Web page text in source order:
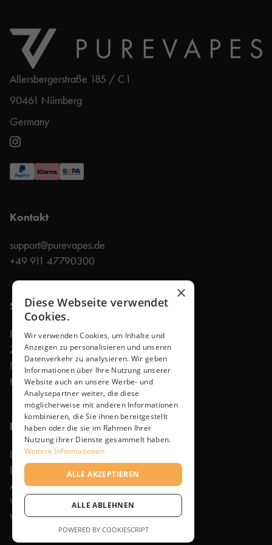
Allersbergerstraße 185 / C1
90461 Nürnberg
Germany
Kontakt
support@purevapes.de
+49 911 47790300
Shop
Produkte
Zubehör
Faq
Kontakt
Rechtliches
Impressum
Datenschutzerklärung
Allgemeine Geschäftsbedingungen
Widerrufsbelehrung
Versand- und Zahlungsarten
×
Diese Webseite verwendet
Cookies.
Wir verwenden Cookies, um Inhalte und
Anzeigen zu personalisieren und unseren
Datenverkehr zu analysieren. Wir geben
Informationen über Ihre Nutzung unserer
Website auch an unsere Werbe- und
Analysepartner weiter, die diese
möglicherweise mit anderen Informationen
kombinieren, die Sie ihnen bereitgestellt
haben oder die sie im Rahmen Ihrer
Nutzung ihrer Dienste gesammelt haben.
Weitere Informationen
ALLE AKZEPTIEREN
ALLE ABLEHNEN
POWERED BY COOKIESCRIPT